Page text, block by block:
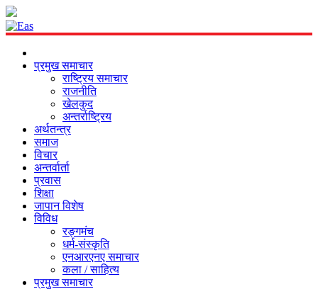
प्रमुख समाचार
राष्ट्रिय समाचार
राजनीति
खेलकुद
अन्तर्राष्ट्रिय
अर्थतन्त्र
समाज
विचार
अन्तर्वार्ता
प्रवास
शिक्षा
जापान विशेष
विविध
रङ्गमंच
धर्म-संस्कृति
एनआरएनए समाचार
कला / साहित्य
प्रमुख समाचार